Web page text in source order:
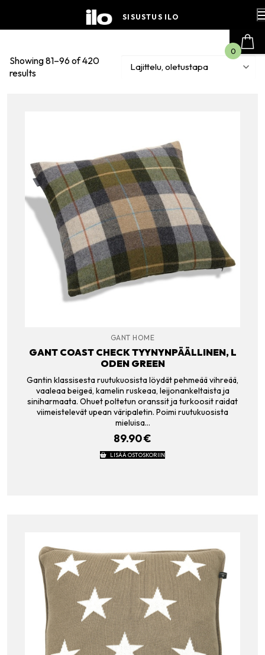
SISUSTUS ILO
Showing 81–96 of 420
results
GANT HOME
GANT COAST CHECK TYYNYNPÄÄLLINEN, L
ODEN GREEN
Gantin klassisesta ruutukuosista löydät pehmeää vihreää,
vaaleaa beigeä, kamelin ruskeaa, leijonankeltaista ja
siniharmaata. Ohuet poltetun oranssit ja turkoosit raidat
viimeistelevät upean väripaletin. Poimi ruutukuosista
mieluisa…
89.90€
LISÄÄ OSTOSKORIIN
0